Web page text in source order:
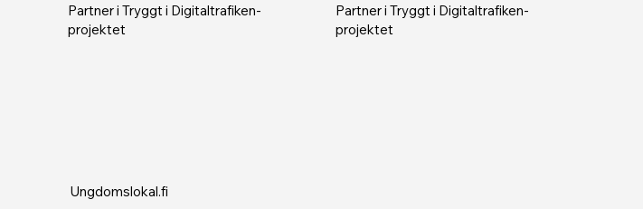
Partner i Tryggt i Digitaltrafiken-
projektet
Partner i Tryggt i Digitaltrafiken-
projektet
Ungdomslokal.fi